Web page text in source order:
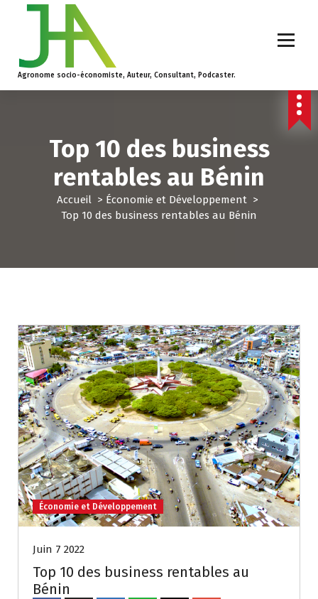
Agronome socio-économiste, Auteur, Consultant, Podcaster.
Top 10 des business
rentables au Bénin
Accueil > Économie et Développement >
Top 10 des business rentables au Bénin
Économie et Développement
Juin 7 2022
Top 10 des business rentables au
Bénin